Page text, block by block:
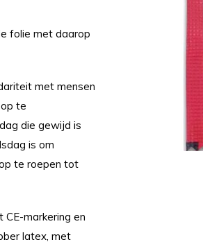
folie met daarop
met mensen
te
die gewijd is
is om
te roepen tot
markering en
latex, met